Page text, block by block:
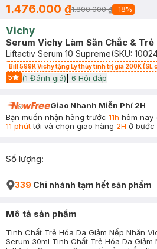
1.476.000 ₫1.800.000 ₫ -18%
Vichy
Serum Vichy Làm Săn Chắc &
Liftactiv Serum 10 Supreme(SKU:
Bill 599K Vichy tặng Ly thủy tinh trị giá 200K (SL
5
Start Icon
(1 Đánh giá) 6 Hỏi đáp
Giao Nhanh Miễn Phí 2H
Bạn muốn nhận hàng trước 11h hôm nay
11 phúttới và chọn giao hàng 2H ở bước
Số lượng:
339 Chi nhánh tạm hết sản phẩm
Mô tả sản phẩm
Tinh Chất Trẻ Hóa Da Giảm Nếp Nhăn
Serum 30ml Tinh Chất Trẻ Hóa Da